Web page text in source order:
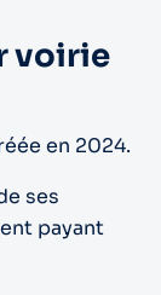
voirie
en 2024.
ses
payant